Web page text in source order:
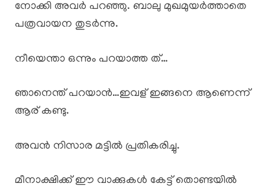
നോക്കി അവർ പറഞ്ഞു. ബാലു മുഖമുയർത്താതെ
പത്രവായന തുടർന്നു.
നീയെന്താ ഒന്നും പറയാത്ത ത്…
ഞാനെന്ത് പറയാൻ…ഇവള് ഇങ്ങനെ ആണെന്ന്
ആര് കണ്ടു.
അവൻ നിസാര മട്ടിൽ പ്രതികരിച്ചു.
മീനാക്ഷിക്ക് ഈ വാക്കുകൾ കേട്ട് തൊണ്ടയിൽ